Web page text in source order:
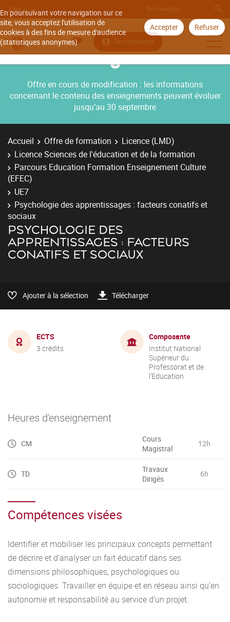
En poursuivant votre navigation sur ce
site, vous acceptez l'utilisation de
cookies à des fins de mesure d'audience
(statistiques anonymes).
Accepter Refuser
Aller à
Se connecter
Offre en cours de modification : les informations
concernant le contenu des enseignements peuvent évoluer
jusqu’au 30 septembre
Accueil Offre de formation
Licence (LMD)
Licence Sciences de l'éducation et de la formation
Parcours Education Formation Enseignement Culture
(EFEC)
UE7
Psychologie des apprentissages : facteurs conatifs et
sociaux
PSYCHOLOGIE DES
APPRENTISSAGES : FACTEURS
CONATIFS ET SOCIAUX
Ajouter à la sélection Télécharger
ECTS
3 crédits
Composante
Institut National
Supérieur du
Professorat et de
l'Education
Heures d'enseignement
CM
Cours
Magistral
12h
TD
Travaux
Dirigés
6h
Compétences visées
Identifier et mobiliser les principaux concepts permettant
de décrire et d’analyser un fait éducatif dans ses
dimensions philosophiques, psychologiques ou
sociologiques. Travailler en équipe et en réseau ainsi qu’en
autonomie et responsabilité au service d’un projet.